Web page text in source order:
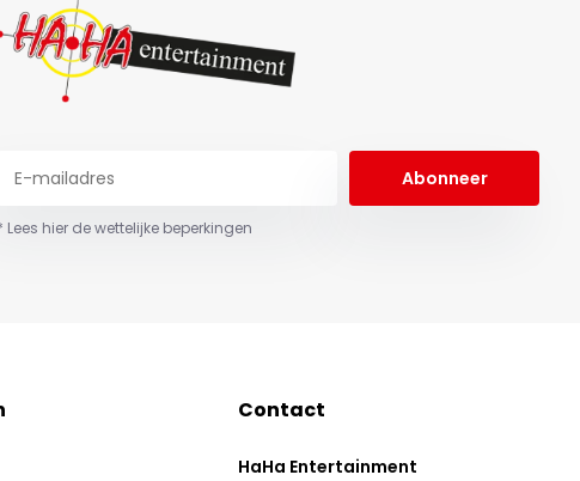
Abonneer
Lees hier de wettelijke beperkingen
Contact
HaHa Entertainment